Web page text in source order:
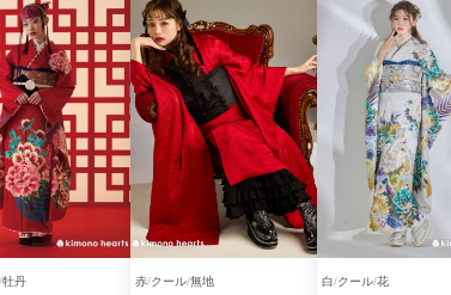
牡丹 赤 クール 無地 白 クール 花